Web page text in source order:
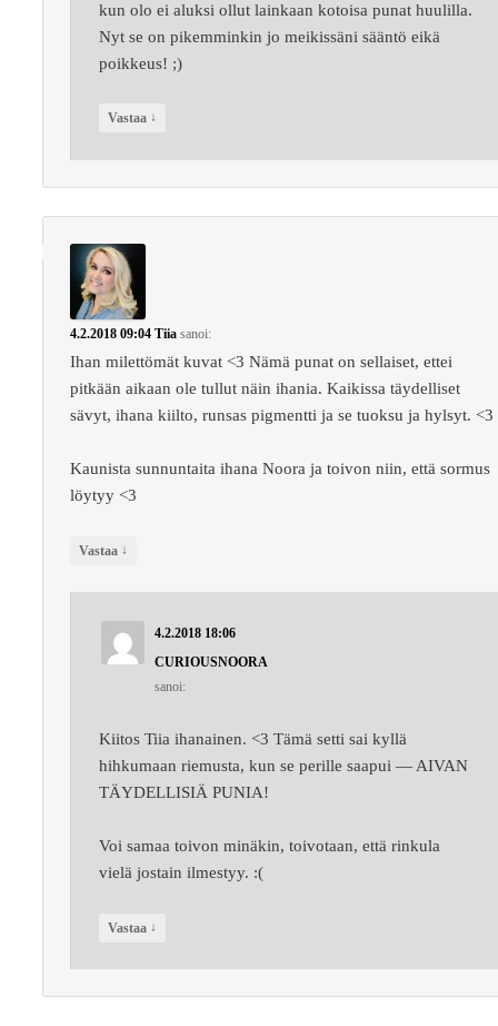
kun olo ei aluksi ollut lainkaan kotoisa punat huulilla.
Nyt se on pikemminkin jo meikissäni sääntö eikä
poikkeus! ;)
Vastaa ↓
4.2.2018 09:04 Tiia sanoi:
Ihan milettömät kuvat <3 Nämä punat on sellaiset, ettei
pitkään aikaan ole tullut näin ihania. Kaikissa täydelliset
sävyt, ihana kiilto, runsas pigmentti ja se tuoksu ja hylsyt. <3
Kaunista sunnuntaita ihana Noora ja toivon niin, että sormus
löytyy <3
Vastaa ↓
4.2.2018 18:06
CURIOUSNOORA
sanoi:
Kiitos Tiia ihanainen. <3 Tämä setti sai kyllä
hihkumaan riemusta, kun se perille saapui — AIVAN
TÄYDELLISIÄ PUNIA!
Voi samaa toivon minäkin, toivotaan, että rinkula
vielä jostain ilmestyy. :(
Vastaa ↓